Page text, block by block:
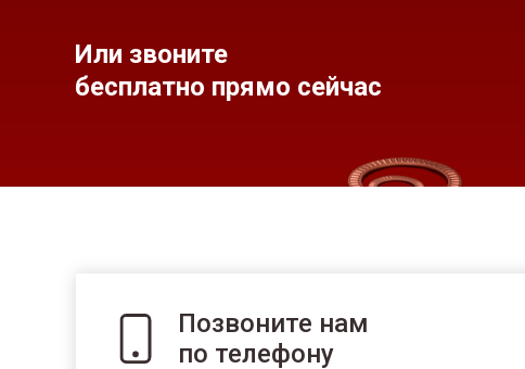
Или звоните
бесплатно прямо сейчас
Позвоните нам
по телефону